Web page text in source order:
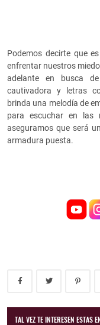
Podemos decirte que
enfrentar nuestros
adelante en busca
cautivadora y letras
brinda una melodía de
para escuchar en las
aseguramos que será
armadura puesta.
TAL VEZ TE INTERESEN ESTAS